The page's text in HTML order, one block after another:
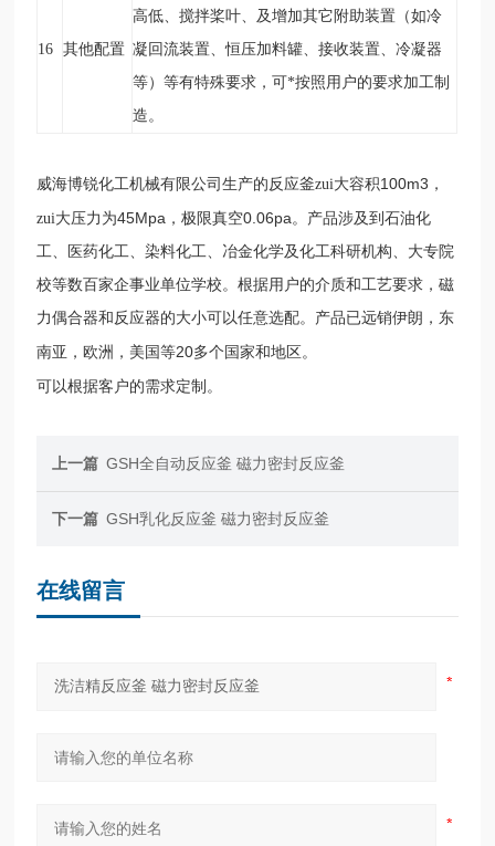
16 其他配置
高低、搅拌桨叶、及增加其它附助装置（如冷
凝回流装置、恒压加料罐、接收装置、冷凝器
等）等有特殊要求，可*按照用户的要求加工制
造。
威海博锐化工机械有限公司生产的反应釜zui大容积100m3 ，
zui大压力为45Mpa ，极限真空0.06pa 。产品涉及到石油化
工、医药化工、染料化工、冶金化学及化工科研机构、大专院
校等数百家企事业单位学校。根据用户的介质和工艺要求，磁
力偶合器和反应器的大小可以任意选配。产品已远销伊朗，东
南亚，欧洲，美国等20多个国家和地区。
可以根据客户的需求定制。
上一篇 GSH全自动反应釜 磁力密封反应釜
下一篇 GSH乳化反应釜 磁力密封反应釜
在线留言